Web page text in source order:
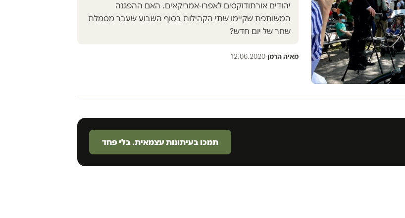
יהודים אורתודוקסים לאפרו-אמריקאים. האם ההפגנה
המשותפת שקיימו שתי הקהילות בסוף השבוע שעבר מסמלת
שחר של יום חדש?
מאיה הרמן·
12.06.2020
תמכו בעיתונות עצמאית. בלי פחד